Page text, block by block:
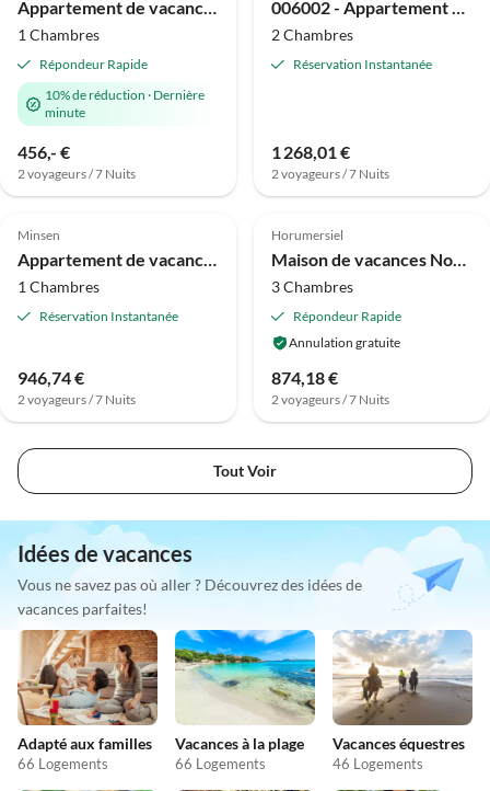
1 Chambres
Répondeur Rapide
10% de réduction · Dernière
minute
456,- €
2 voyageurs / 7 Nuits
2 Chambres
Réservation Instantanée
1 268,01 €
2 voyageurs / 7 Nuits
4.7 (10)
Minsen
1 Chambres
Réservation Instantanée
946,74 €
2 voyageurs / 7 Nuits
4.0 (4)
Horumersiel
3 Chambres
Répondeur Rapide
Annulation gratuite
874,18 €
2 voyageurs / 7 Nuits
Tout Voir
Idées de vacances
Vous ne savez pas où aller ? Découvrez des idées de
vacances parfaites!
Adapté aux familles
66 Logements
Vacances à la plage
66 Logements
Vacances équestres
46 Logements